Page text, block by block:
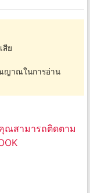
สีย
ญาณในการอ่าน
ณสามารถติดตาม